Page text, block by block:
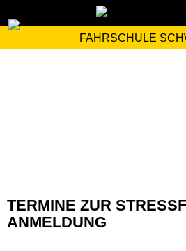
FAHRSCHULE
TERMINE ZUR
ANMELDUNG